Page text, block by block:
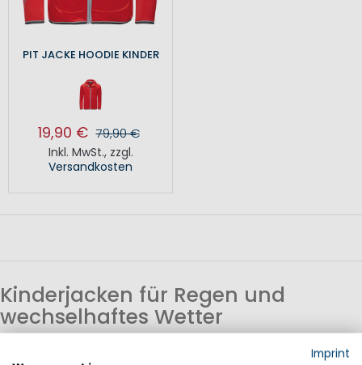
PIT JACKE HOODIE KINDER
19,90 € 79,90 €
Inkl. MwSt., zzgl.
Versandkosten
Kinderjacken für Regen und
wechselhaftes Wetter
Imprint